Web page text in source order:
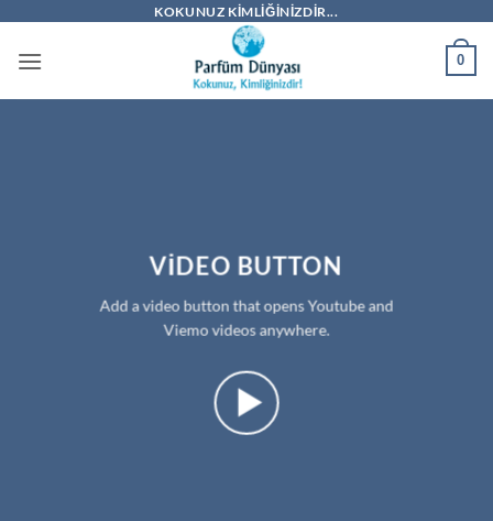
KOKUNUZ KIMLIĞINIZDIR...
0
VIDEO BUTTON
Add a video button that opens Youtube and
Viemo videos anywhere.